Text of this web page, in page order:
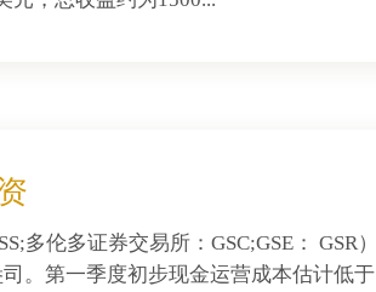
伦多证券交易所：GSC;GSE： GSR）
。第一季度初步现金运营成本估计低于